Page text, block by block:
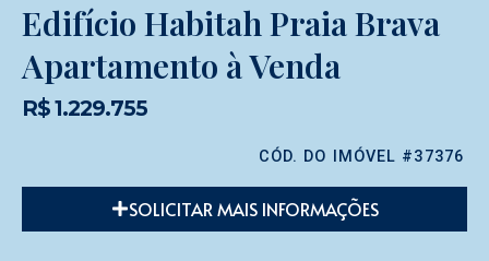
Edifício Habitah Praia Brava
Apartamento à Venda
R$ 1.229.755
CÓD. DO IMÓVEL #37376
SOLICITAR MAIS INFORMAÇÕES